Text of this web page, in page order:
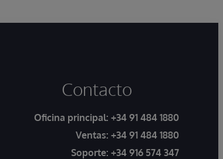
Contacto
Oficina principal: +34 91 484 1880
Ventas: +34 91 484 1880
Soporte: +34 916 574 347